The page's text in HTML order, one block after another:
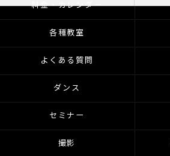
料金・カレンダー
各種教室
よくある質問
ダンス
セミナー
撮影